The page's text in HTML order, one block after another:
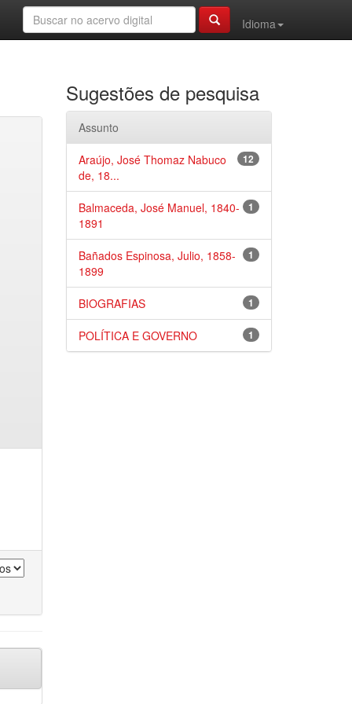
Idioma
Sugestões de pesquisa
Assunto
12
Araújo, José Thomaz Nabuco
de, 18...
1
Balmaceda, José Manuel, 1840-
1891
1
Bañados Espinosa, Julio, 1858-
1899
1
BIOGRAFIAS
1
POLÍTICA E GOVERNO